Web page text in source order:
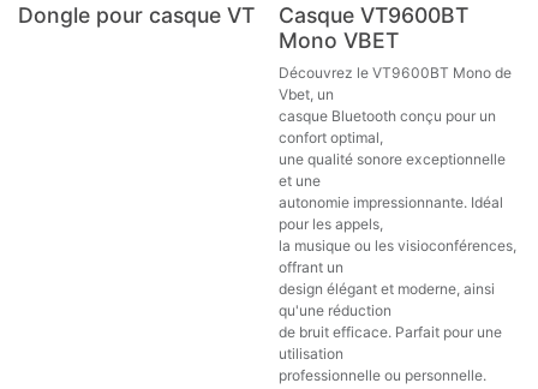
Dongle pour casque VT Nouveau !
Casque VT9600BT
Mono VBET
Découvrez le VT9600BT Mono de
Vbet, un
casque Bluetooth conçu pour un
confort optimal,
une qualité sonore exceptionnelle
et une
autonomie impressionnante. Idéal
pour les appels,
la musique ou les visioconférences,
offrant un
design élégant et moderne, ainsi
qu'une réduction
de bruit efficace. Parfait pour une
utilisation
professionnelle ou personnelle.